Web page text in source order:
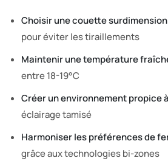
Choisir une couette
pour éviter les tiraillements
Maintenir une température
entre 18-19°C
Créer un environnement propice
éclairage tamisé
Harmoniser les préférences de
grâce aux technologies bi-zones